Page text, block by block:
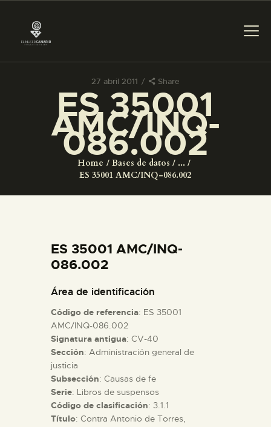
27 abril 2011 Share
ES 35001
AMC/INQ-
086.002
Home Bases de datos
...
ES 35001 AMC/INQ-086.002
PREPARAR LA VISITA
ACTIVIDADES
COLECCIONES
ESPAÑOL
PREPARAR LA VISITA
ACTIVIDADES
ES 35001 AMC/INQ-
086.002
Área de identificación
Código de referencia: ES 35001
AMC/INQ-086.002
Signatura antigua: CV-40
Sección: Administración general de
justicia
Subsección: Causas de fe
Serie: Libros de suspensos
Código de clasificación: 3.1.1
Título: Contra Antonio de Torres,